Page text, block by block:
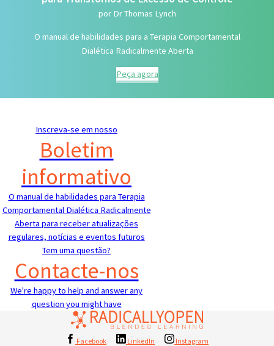
por Dr Thomas Lynch
O manual de habilidades para a Terapia Comportamental
Dialética Radicalmente Aberta
Peça agora
Inscreva-se em nosso
Boletim
informativo
O manual de habilidades para Terapia
Comportamental Dialética Radicalmente
Aberta para receber atualizações
regulares, notícias e eventos futuros
Tem uma questão?
Contacte-nos
We're happy to help and answer any
question you might have
Facebook LinkedIn Instagram